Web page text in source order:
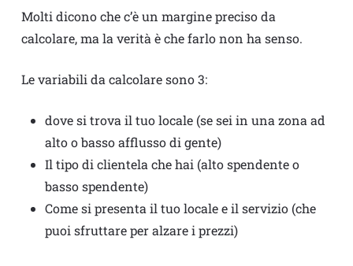
Molti dicono che c’è un margine preciso da
calcolare, ma la verità è che farlo non ha senso.
Le variabili da calcolare sono 3:
dove si trova il tuo locale (se sei in una zona ad
alto o basso afflusso di gente)
Il tipo di clientela che hai (alto spendente o
basso spendente)
Come si presenta il tuo locale e il servizio (che
puoi sfruttare per alzare i prezzi)